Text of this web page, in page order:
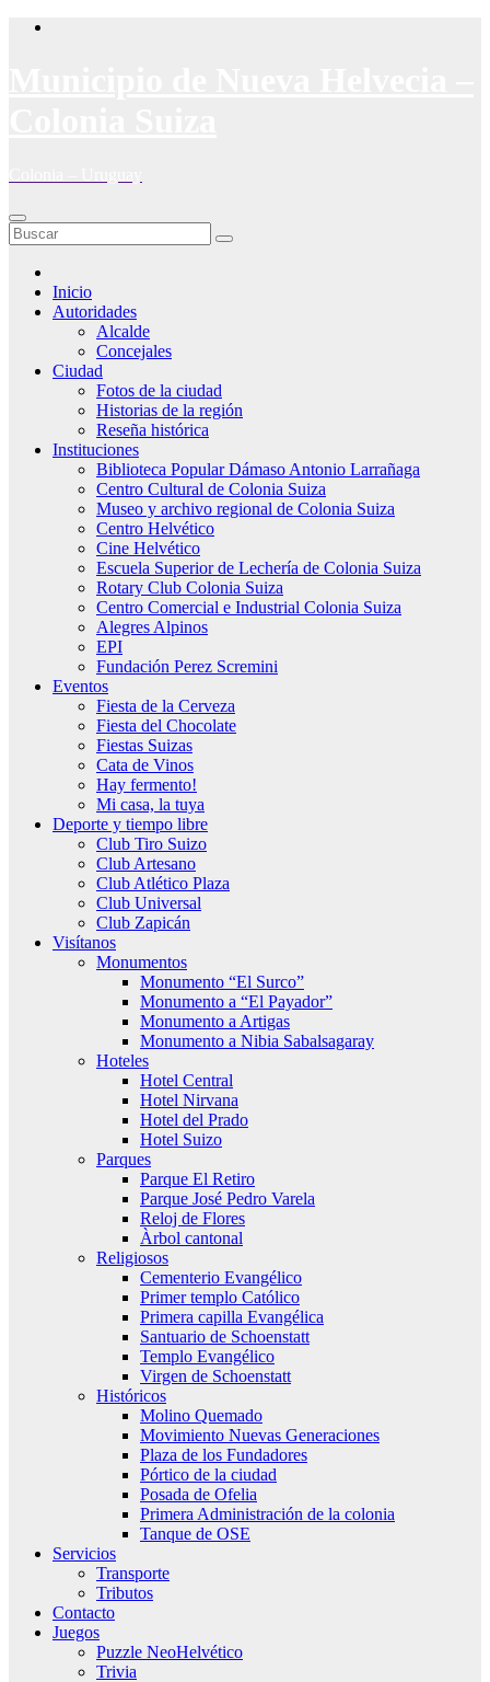
Saltar
Inicio
Autoridades
Alcalde
Concejales
Ciudad
Fotos de la ciudad
Historias de la región
Reseña histórica
Instituciones
Biblioteca Popular Dámaso Antonio Larrañaga
Centro Cultural de Colonia Suiza
Museo y archivo regional de Colonia Suiza
Centro Helvético
Cine Helvético
Escuela Superior de Lechería de Colonia Suiza
Rotary Club Colonia Suiza
Centro Comercial e Industrial Colonia Suiza
Alegres Alpinos
EPI
Fundación Perez Scremini
Eventos
Fiesta de la Cerveza
Fiesta del Chocolate
Fiestas Suizas
Cata de Vinos
Hay fermento!
Mi casa, la tuya
Deporte y tiempo libre
Club Tiro Suizo
Club Artesano
Club Atlético Plaza
Club Universal
Club Zapicán
Visítanos
Monumentos
Monumento “El Surco”
Monumento a “El Payador”
Monumento a Artigas
Monumento a Nibia Sabalsagaray
Hoteles
Hotel Central
Hotel Nirvana
Hotel del Prado
Hotel Suizo
Parques
Parque El Retiro
Parque José Pedro Varela
Reloj de Flores
Àrbol cantonal
Religiosos
Cementerio Evangélico
Primer templo Católico
Primera capilla Evangélica
Santuario de Schoenstatt
Templo Evangélico
Virgen de Schoenstatt
Históricos
Molino Quemado
Movimiento Nuevas Generaciones
Plaza de los Fundadores
Pórtico de la ciudad
Posada de Ofelia
Primera Administración de la colonia
Tanque de OSE
Servicios
Transporte
Tributos
Contacto
Juegos
Puzzle NeoHelvético
Trivia